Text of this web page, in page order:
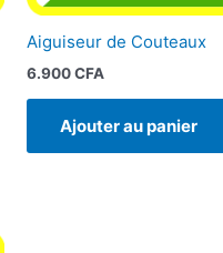
Aiguiseur de Couteaux
6.900CFA
Ajouter au panier